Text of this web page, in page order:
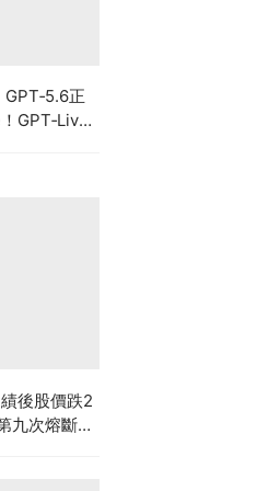
正
GPT‑Live
後股價跌2
九次熔斷